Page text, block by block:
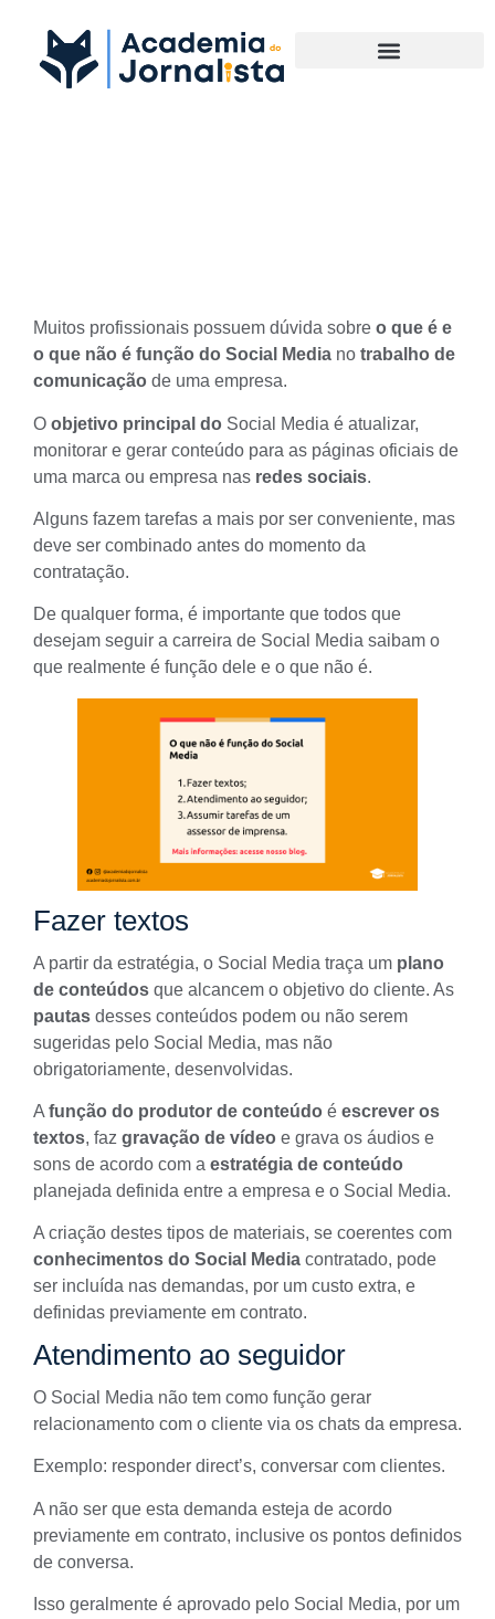
Muitos profissionais possuem dúvida sobre o que é e
o que não é função do Social Media no trabalho de
comunicação de uma empresa.
O objetivo principal do Social Media é atualizar,
monitorar e gerar conteúdo para as páginas oficiais de
uma marca ou empresa nas redes sociais.
Alguns fazem tarefas a mais por ser conveniente, mas
deve ser combinado antes do momento da
contratação.
De qualquer forma, é importante que todos que
desejam seguir a carreira de Social Media saibam o
que realmente é função dele e o que não é.
Fazer textos
A partir da estratégia, o Social Media traça um plano
de conteúdos que alcancem o objetivo do cliente. As
pautas desses conteúdos podem ou não serem
sugeridas pelo Social Media, mas não
obrigatoriamente, desenvolvidas.
A função do produtor de conteúdo é escrever os
textos, faz gravação de vídeo e grava os áudios e
sons de acordo com a estratégia de conteúdo
planejada definida entre a empresa e o Social Media.
A criação destes tipos de materiais, se coerentes com
conhecimentos do Social Media contratado, pode
ser incluída nas demandas, por um custo extra, e
definidas previamente em contrato.
Atendimento ao seguidor
O Social Media não tem como função gerar
relacionamento com o cliente via os chats da empresa.
Exemplo: responder direct’s, conversar com clientes.
A não ser que esta demanda esteja de acordo
previamente em contrato, inclusive os pontos definidos
de conversa.
Isso geralmente é aprovado pelo Social Media, por um